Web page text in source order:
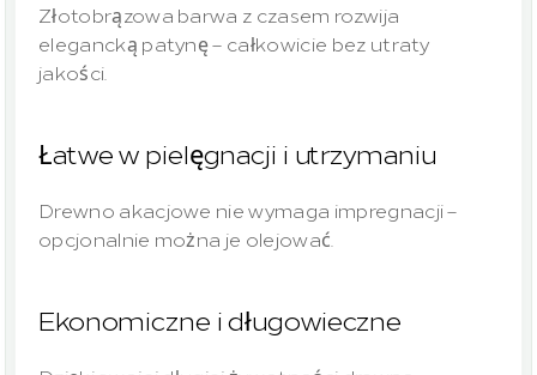
Złotobrązowa barwa z czasem rozwija
elegancką patynę – całkowicie bez utraty
jakości.
Łatwe w pielęgnacji i utrzymaniu
Drewno akacjowe nie wymaga impregnacji –
opcjonalnie można je olejować.
Ekonomiczne i długowieczne